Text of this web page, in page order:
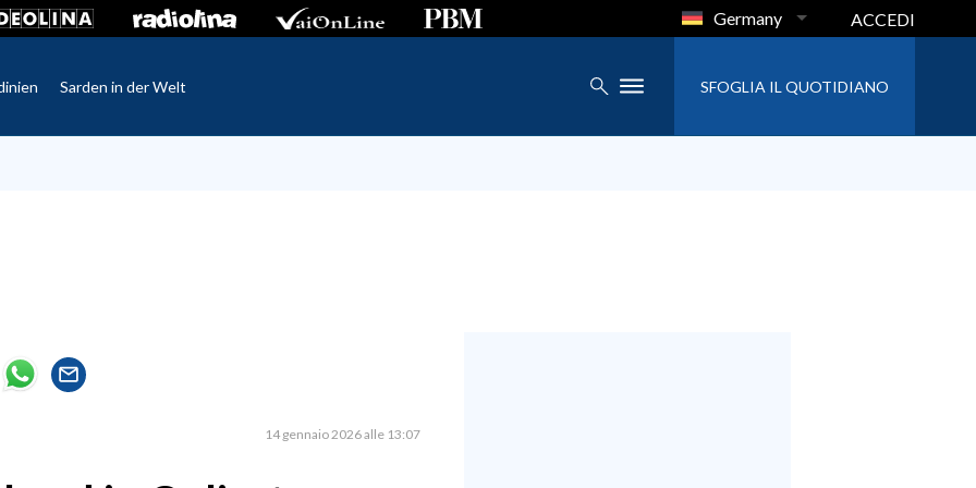
Germany ACCEDI
Sarden in der Welt SFOGLIA IL QUOTIDIANO
14 gennaio 2026 alle 13:07